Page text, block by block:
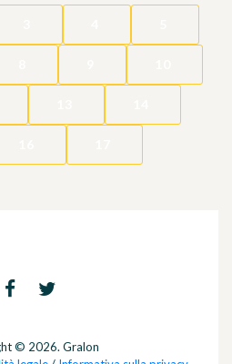
© 2026. Gralon